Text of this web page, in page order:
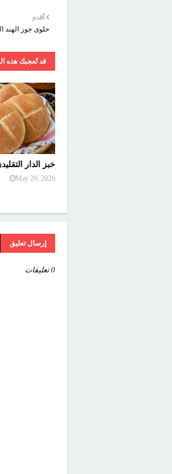
أقدم
حلوى جوز الهند
قد تُعجبك هذه
خبز الدار
May 29, 2026
إرسال تعليق
0 تعليقات